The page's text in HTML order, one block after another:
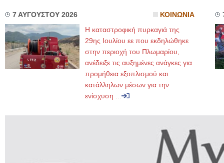
7 ΑΥΓΟΥΣΤΟΥ 2026 ΚΟΙΝΩΝΙΑ
Η καταστροφική πυρκαγιά της
29ης Ιουλίου εε που εκδηλώθηκε
στην περιοχή του Πλωμαρίου,
ανέδειξε τις αυξημένες ανάγκες για
προμήθεια εξοπλισμού και
κατάλληλων μέσων για την
ενίσχυση ...